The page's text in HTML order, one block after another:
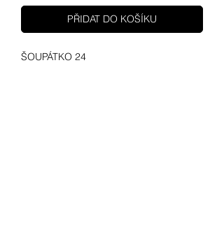
PŘIDAT DO KOŠÍKU
ŠOUPÁTKO 24